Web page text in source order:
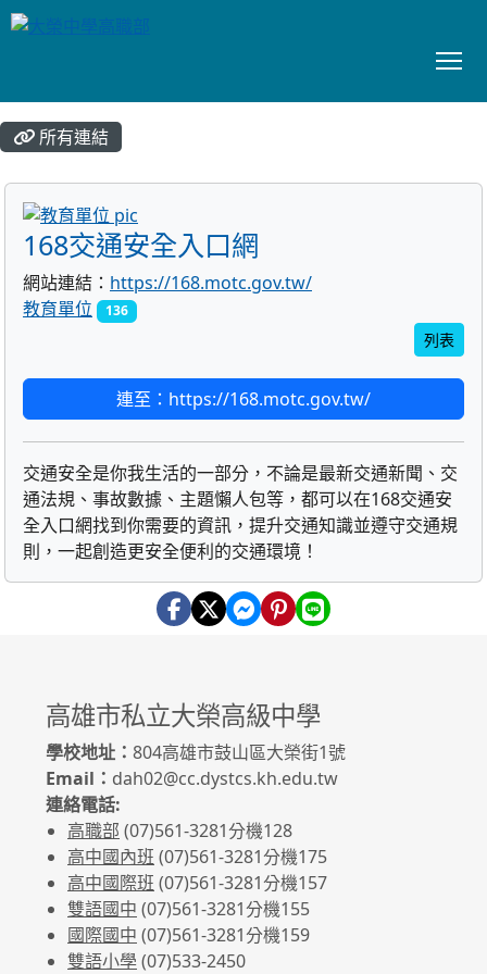
所有連結
168交通安全入口網
網站連結： https://168.motc.gov.tw/
教育單位
136
列表
連至：https://168.motc.gov.tw/
交通安全是你我生活的一部分，不論是最新交通新聞、交
通法規、事故數據、主題懶人包等，都可以在168交通安
全入口網找到你需要的資訊，提升交通知識並遵守交通規
則，一起創造更安全便利的交通環境！
高雄市私立大榮高級中學
學校地址： 804高雄市鼓山區大榮街1號
Email： dah02@cc.dystcs.kh.edu.tw
連絡電話:
高職部 (07)561-3281分機128
高中國內班 (07)561-3281分機175
高中國際班 (07)561-3281分機157
雙語國中 (07)561-3281分機155
國際國中 (07)561-3281分機159
雙語小學(07)533-2450